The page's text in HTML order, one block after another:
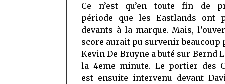
Ce n’est qu’en toute fin de
période que les Eastlands ont
devants à la marque. Mais,
score aurait pu survenir beaucoup
Kevin De Bruyne a buté sur Bernd
la 4eme minute. Le portier des
est ensuite intervenu devant